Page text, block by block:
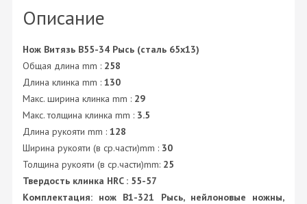
Описание
Нож Витязь B55-34 Рысь (сталь 65х13)
Общая длина mm : 258
Длина клинка mm : 130
Макс. ширина клинка mm : 29
Макс. толщина клинка mm : 3.5
Длина рукояти mm : 128
Ширина рукояти (в ср.части)mm : 30
Толщина рукояти (в ср.части)mm: 25
Твердость клинка HRC : 55-57
Комплектация: нож B1-321 Рысь, нейлоновые ножны,